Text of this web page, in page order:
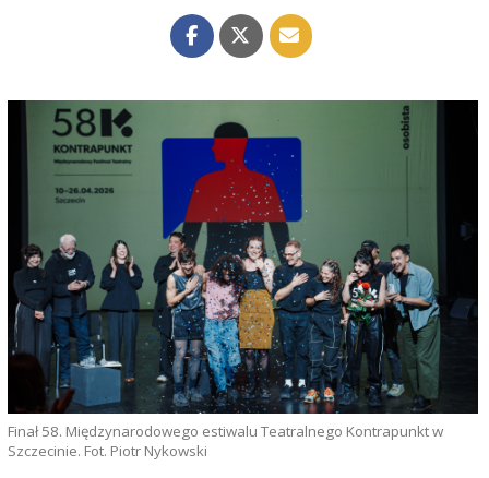
Finał 58. Międzynarodowego estiwalu Teatralnego Kontrapunkt w
Szczecinie. Fot. Piotr Nykowski